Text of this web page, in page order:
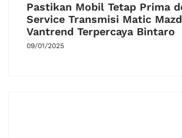
Pastikan Mobil Tetap Prima
Service Transmisi Matic
Vantrend Terpercaya Bintaro
09/01/2025